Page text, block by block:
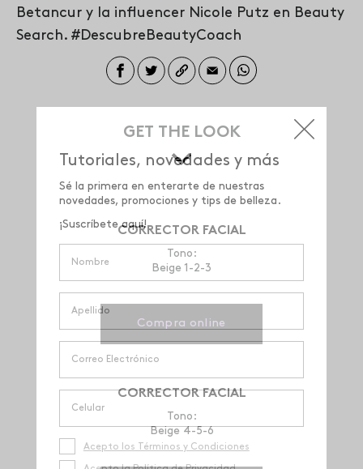
Betancur y la influencer Nicole Putz en Beauty
Search. #DescubreBeautyCoach
GET THE LOOK
CORRECTOR FACIAL
Tono:
Beige 1-2-3
Compra online
CORRECTOR FACIAL
Tono:
Beige 4-5-6
Tutoriales, novedades y más
Sé la primera en enterarte de nuestras
novedades, promociones y tips de belleza.
¡Suscríbete aquí!
Acepto los Términos y Condiciones